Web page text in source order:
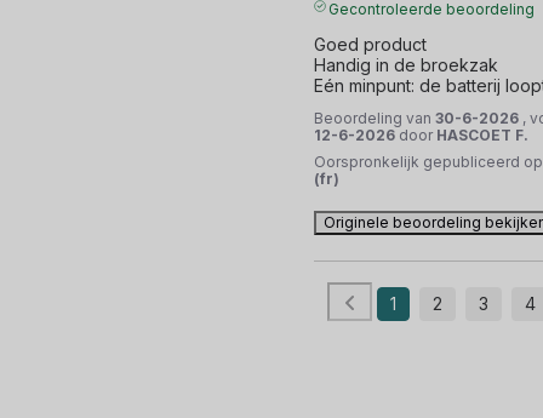
Gecontroleerde beoordeling
Goed product
Handig in de broekzak
Eén minpunt: de batterij
Beoordeling van 30-6-2026 ,
12-6-2026 door HASCOET F.
Oorspronkelijk gepubliceerd
(fr)
Originele beoordeling
1 2 3 4